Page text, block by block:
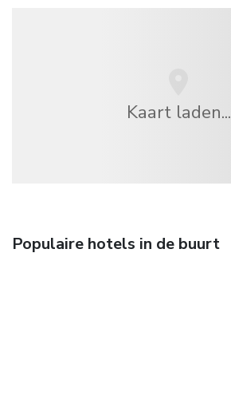
Kaart laden...
Populaire hotels in de buurt